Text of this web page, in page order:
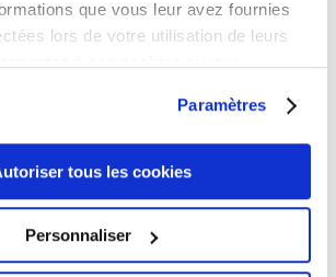
que vous leur avez fournies
lors de votre utilisation de leurs
Paramètres
tous les cookies
Personnaliser
964 heures maximum par an,
de catégorie de motif de séjour.
alors de la <a
des
votre demande de carte de